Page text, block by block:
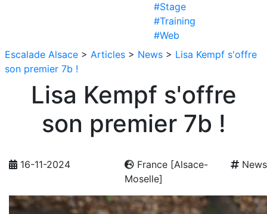
#Stage
#Training
#Web
Escalade Alsace > Articles > News > Lisa Kempf s'offre
son premier 7b !
Lisa Kempf s'offre
son premier 7b !
16-11-2024
France [Alsace-
Moselle]
News